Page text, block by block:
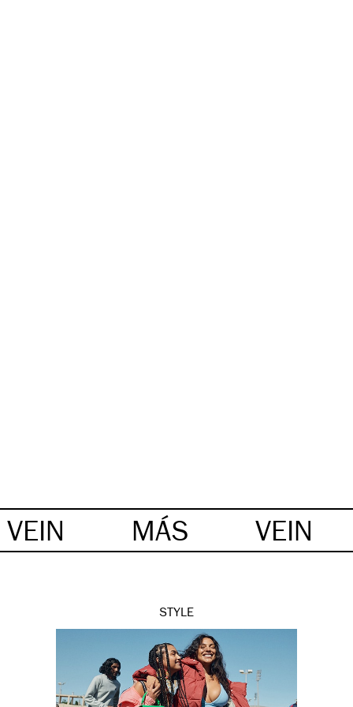
VEIN MÁS VEIN
STYLE